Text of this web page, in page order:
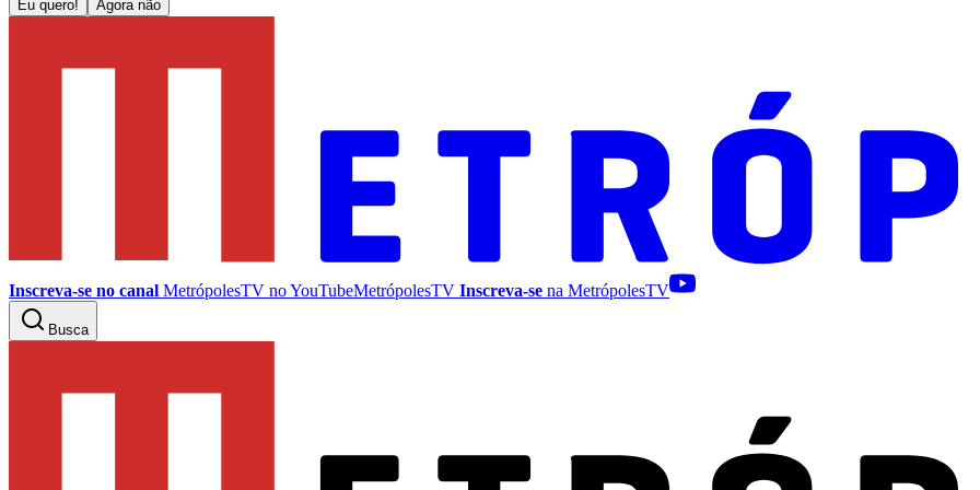
Eu quero! Agora não
Inscreva-se no canal MetrópolesTV noYouTubeMetrópolesTV Inscreva-se na MetrópolesTV
Busca